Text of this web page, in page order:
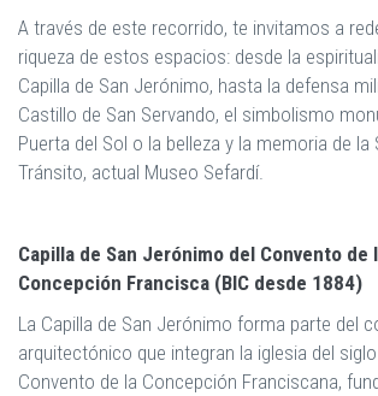
A través de este recorrido, te invitamos a
riqueza de estos espacios: desde la
Capilla de San Jerónimo, hasta la defensa
Castillo de San Servando, el simbolismo
Puerta del Sol o la belleza y la memoria de la
Tránsito, actual Museo Sefardí.
Capilla de San Jerónimo del Convento de
Concepción Francisca (BIC desde 1884)
La Capilla de San Jerónimo forma parte del
arquitectónico que integran la iglesia del
Convento de la Concepción Franciscana,